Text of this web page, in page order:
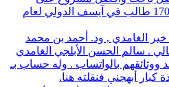
مستوى العالم من بين 1700 طالب في آيسف الدولي لعام
خير الغامدي , ود. أحمد بن محمد
. سالم الحسن الأبلجي الغامدي
بالواتساب . وله حساب بـ
كبار أبهجني فنقلته هنا.